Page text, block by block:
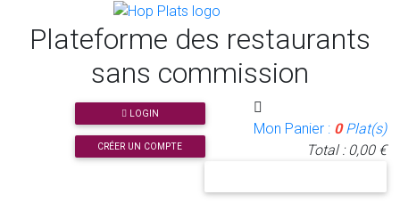
Plateforme des restaurants
sans commission
LOGIN
CRÉER UN COMPTE
Mon Panier : 0Plat(s)
Total : 0,00 €